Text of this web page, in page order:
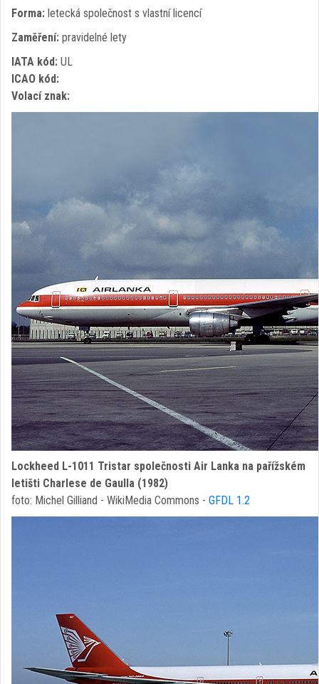
Forma: letecká společnost s vlastní licencí
Zaměření: pravidelné lety
IATA kód: UL
ICAO kód:
Volací znak:
Lockheed L-1011 Tristar společnosti Air Lanka na pařížském
letišti Charlese de Gaulla (1982)
foto: Michel Gilliand - WikiMedia Commons - GFDL 1.2